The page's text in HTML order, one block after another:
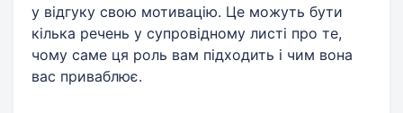
у відгуку свою мотивацію. Це можуть бути
кілька речень у супровідному листі про те,
чому саме ця роль вам підходить і чим вона
вас приваблює.